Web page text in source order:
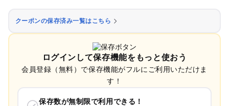
クーポンの保存済み一覧はこちら
ログインして保存機能をもっと使おう
会員登録（無料）で保存機能がフルにご利用いただけま
す！
保存数が無制限で利用できる！